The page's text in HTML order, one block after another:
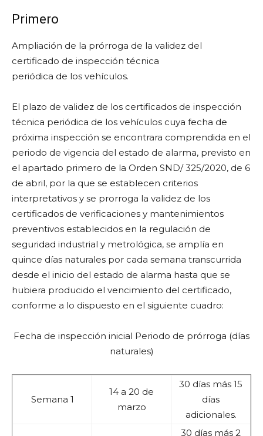
Primero
Ampliación de la prórroga de la validez del
certificado de inspección técnica
periódica de los vehículos.
El plazo de validez de los certificados de inspección
técnica periódica de los vehículos cuya fecha de
próxima inspección se encontrara comprendida en el
periodo de vigencia del estado de alarma, previsto en
el apartado primero de la Orden SND/ 325/2020, de 6
de abril, por la que se establecen criterios
interpretativos y se prorroga la validez de los
certificados de verificaciones y mantenimientos
preventivos establecidos en la regulación de
seguridad industrial y metrológica, se amplía en
quince días naturales por cada semana transcurrida
desde el inicio del estado de alarma hasta que se
hubiera producido el vencimiento del certificado,
conforme a lo dispuesto en el siguiente cuadro:
Fecha de inspección inicial Periodo de prórroga (días
naturales)
Semana 1
14 a 20 de
marzo
30 días más 15
días
adicionales.
30 días más 2